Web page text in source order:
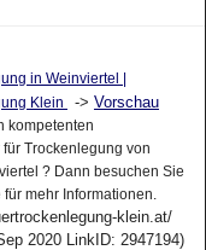
in Weinviertel |
Klein
-> Vorschau
kompetenten
Trockenlegung von
? Dann besuchen Sie
mehr Informationen.
klein.at/
2020 LinkID: 2947194)